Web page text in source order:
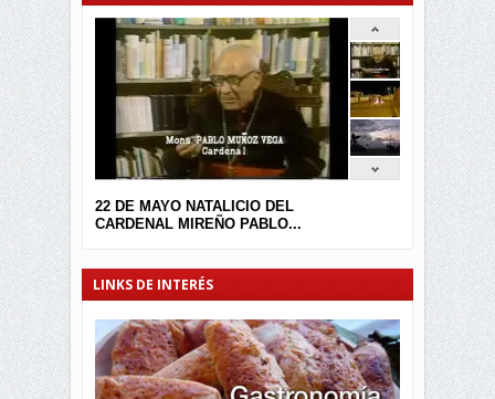
22 DE MAYO NATALICIO DEL
CARDENAL MIREÑO PABLO...
LINKS DE INTERÉS